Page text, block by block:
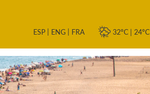
ESP | ENG | FRA 32ºC | 24ºC